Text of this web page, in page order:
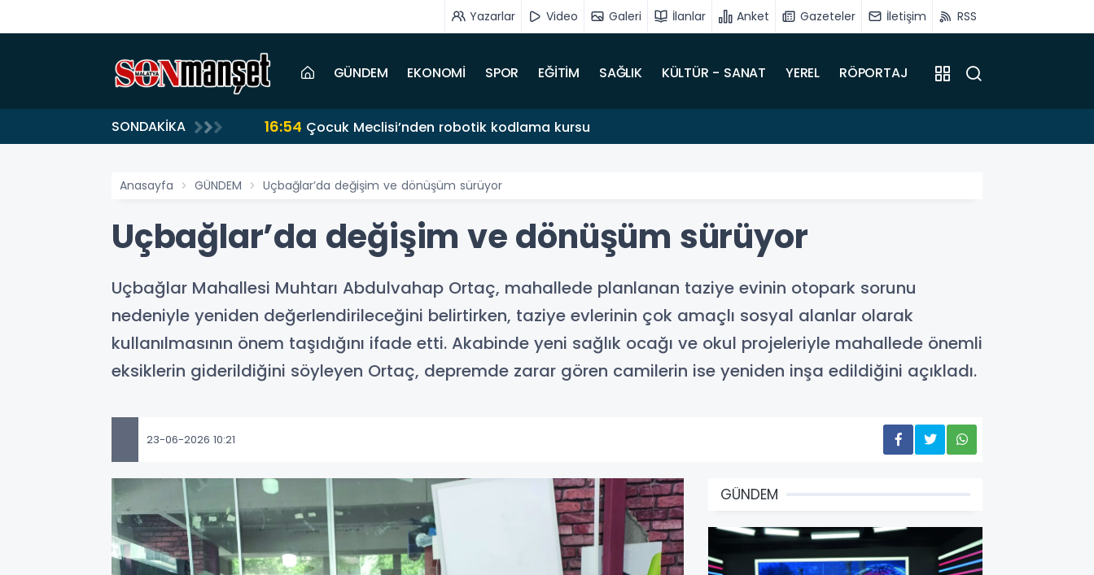
Yazarlar Video Galeri İlanlar Anket Gazeteler İletişim RSS
GÜNDEM EKONOMİ SPOR EĞİTİM SAĞLIK KÜLTÜR - SANAT YEREL RÖPORTAJ
SONDAKİKA 16:54 Çocuk Meclisi’nden robotik kodlama kursu
Anasayfa GÜNDEM Uçbağlar’da değişim ve dönüşüm sürüyor
Uçbağlar’da değişim ve dönüşüm sürüyor
Uçbağlar Mahallesi Muhtarı Abdulvahap Ortaç, mahallede planlanan taziye evinin otopark sorunu
nedeniyle yeniden değerlendirileceğini belirtirken, taziye evlerinin çok amaçlı sosyal alanlar olarak
kullanılmasının önem taşıdığını ifade etti. Akabinde yeni sağlık ocağı ve okul projeleriyle mahallede önemli
eksiklerin giderildiğini söyleyen Ortaç, depremde zarar gören camilerin ise yeniden inşa edildiğini açıkladı.
23-06-2026 10:21
GÜNDEM